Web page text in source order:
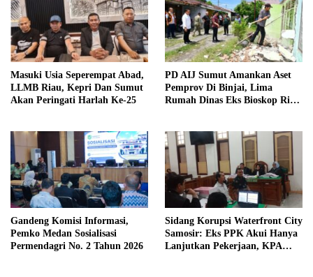
Masuki Usia Seperempat Abad,
LLMB Riau, Kepri Dan Sumut
Akan Peringati Harlah Ke-25
PD AIJ Sumut Amankan Aset
Pemprov Di Binjai, Lima
Rumah Dinas Eks Bioskop Ria
Gandeng Komisi Informasi,
Pemko Medan Sosialisasi
Permendagri No. 2 Tahun 2026
Sidang Korupsi Waterfront City
Samosir: Eks PPK Akui Hanya
Lanjutkan Pekerjaan, KPA